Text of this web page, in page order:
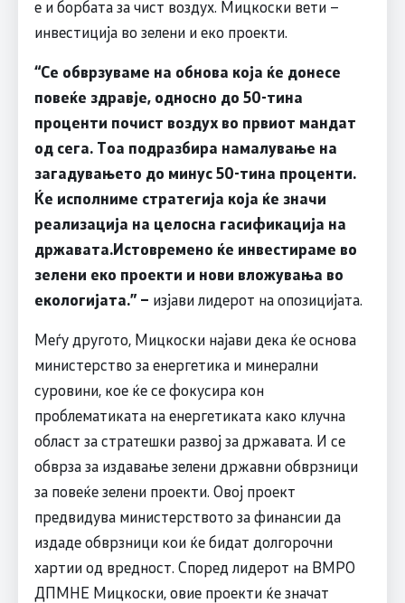
е и борбата за чист воздух. Мицкоски вети –
инвестиција во зелени и еко проекти.
“Се обврзуваме на обнова која ќе донесе
повеќе здравје, односно до 50-тина
проценти почист воздух во првиот мандат
од сега. Тоа подразбира намалување на
загадувањето до минус 50-тина проценти.
Ќе исполниме стратегија која ќе значи
реализација на целосна гасификација на
државата.Истовремено ќе инвестираме во
зелени еко проекти и нови вложувања во
екологијата.” – изјави лидерот на опозицијата.
Меѓу другото, Мицкоски најави дека ќе основа
министерство за енергетика и минерални
суровини, кое ќе се фокусира кон
проблематиката на енергетиката како клучна
област за стратешки развој за државата. И се
обврза за издавање зелени државни обврзници
за повеќе зелени проекти. Овој проект
предвидува министерството за финансии да
издаде обврзници кои ќе бидат долгорочни
хартии од вредност. Според лидерот на ВМРО
ДПМНЕ Мицкоски, овие проекти ќе значат